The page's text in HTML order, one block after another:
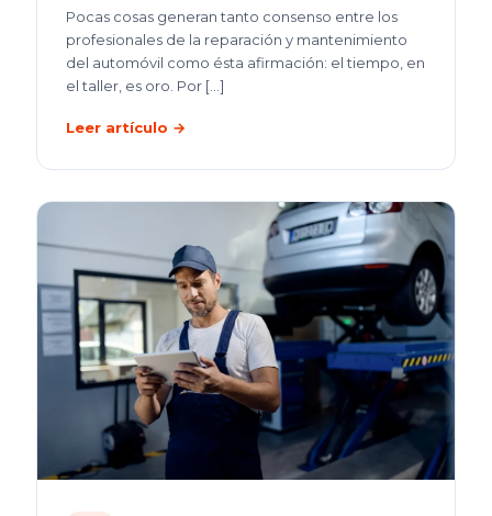
Pocas cosas generan tanto consenso entre los
profesionales de la reparación y mantenimiento
del automóvil como ésta afirmación: el tiempo, en
el taller, es oro. Por […]
Leer artículo →